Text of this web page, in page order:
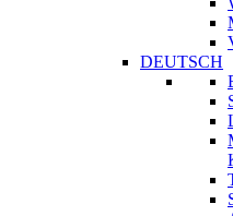
DEUTSCH